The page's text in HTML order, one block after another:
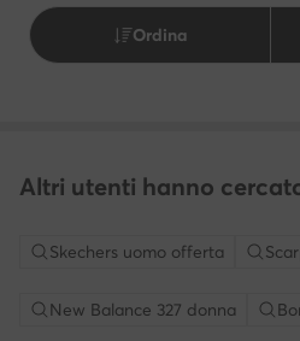
Ordina
Altri utenti hanno
Skechers uomo offerta
New Balance 327 donna